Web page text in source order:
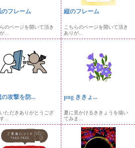
のフレーム
のページを開いて頂き
...
縦のフレーム
こちらのページを開いて頂き
ありが...
の攻撃を防...
ただきありがとうござ
...
png ききょ...
夏に見かけるききょうを描い
てみま...